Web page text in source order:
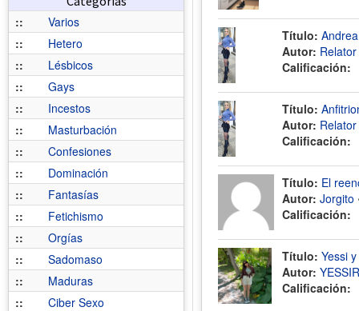
::
Varios
::
Hetero
::
Lésbicos
::
Gays
::
Incestos
::
Masturbación
::
Confesiones
::
Dominación
::
Fantasías
::
Fetichismo
::
Orgías
::
Sadomaso
::
Maduras
::
Ciber Sexo
Título:
Autor:
Calificación:
Título:
Autor:
Calificación:
Título: El
Autor: Jorgito
Calificación:
Título: Yessi
Autor:
Calificación: